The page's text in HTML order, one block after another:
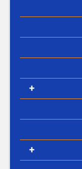
+
+